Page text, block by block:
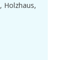
Holzhaus,